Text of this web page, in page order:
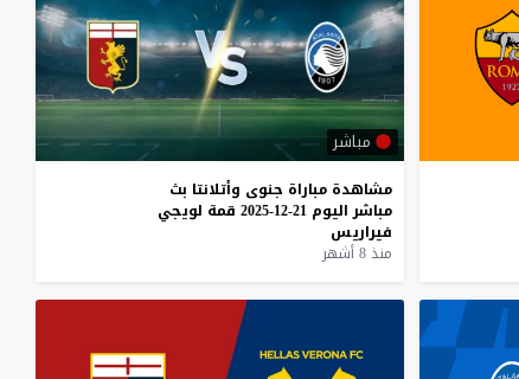
مباشر
مشاهدة مباراة جنوى وأتلانتا بث
مباشر اليوم 21-12-2025 قمة لويجي
فيراريس
منذ 8 أشهر